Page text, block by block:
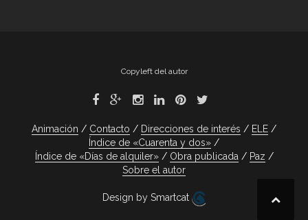
Copyleft del autor
Animación Contacto Direcciones de interés
ELE
Índice de «Cuarenta y dos»
Índice de «Días de alquiler»
Obra publicada
Paz
Sobre el autor
Design by Smartcat